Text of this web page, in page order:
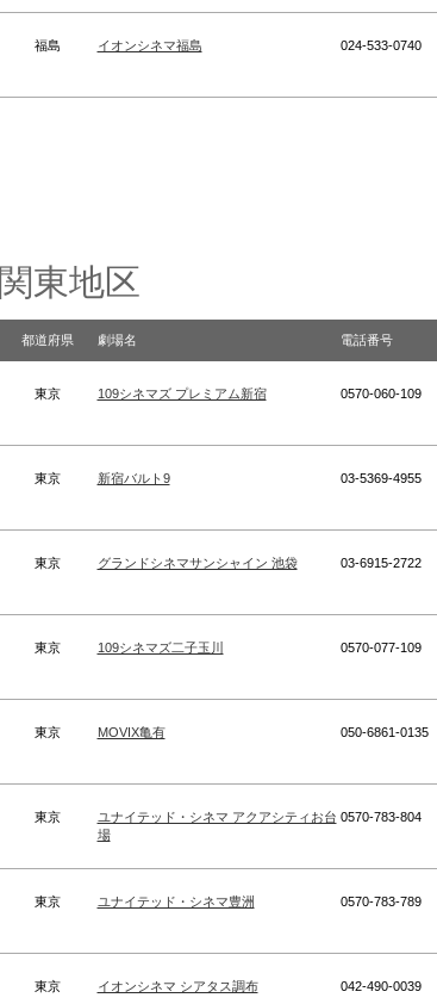
福島 イオンシネマ福島 024-533-0740
関東地区
都道府県 劇場名 電話番号
東京 109シネマズ プレミアム新宿 0570-060-109
東京 新宿バルト9 03-5369-4955
東京 グランドシネマサンシャイン 池袋 03-6915-2722
東京 109シネマズ二子玉川 0570-077-109
東京 MOVIX亀有 050-6861-0135
東京
ユナイテッド・シネマ アクアシティお台
場
0570-783-804
東京 ユナイテッド・シネマ豊洲 0570-783-789
東京 イオンシネマ シアタス調布 042-490-0039